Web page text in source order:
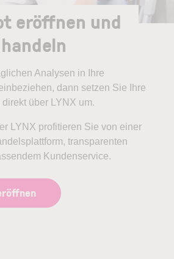
eröffnen und
Analysen in Ihre
dann setzen Sie Ihre
über LYNX um.
LYNX profitieren Sie von einer
transparenten
Kundenservice.